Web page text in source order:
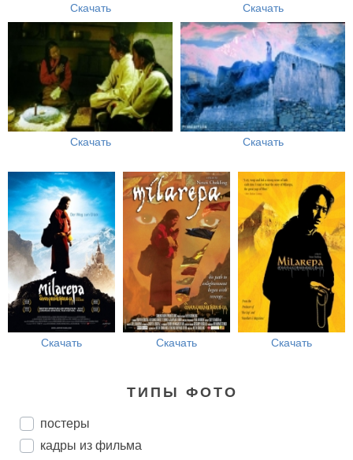
Скачать Скачать
Скачать Скачать
Скачать Скачать Скачать
ТИПЫ ФОТО
постеры
кадры из фильма